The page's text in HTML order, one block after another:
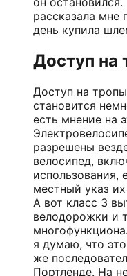
рассказала
день купила
Доступ на
Доступ на
становится
есть мнение на
разрешены
велосипед,
использования,
местный указ
А вот класс 3
велодорожки и
я думаю, что
же
Портленде. На